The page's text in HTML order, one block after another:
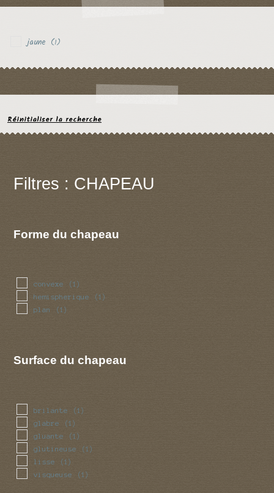
jaune (1)
Réinitialiser la recherche
Filtres : CHAPEAU
Forme du chapeau
convexe (1)
hemispherique (1)
plan (1)
Surface du chapeau
brilante (1)
glabre (1)
gluante (1)
glutineuse (1)
lisse (1)
visqueuse (1)